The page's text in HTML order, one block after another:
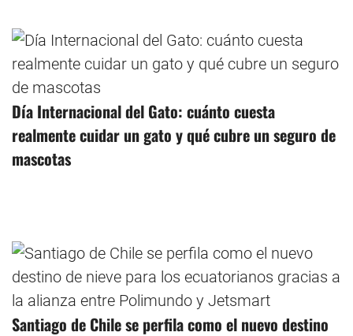
Día Internacional del Gato: cuánto cuesta
realmente cuidar un gato y qué cubre un seguro de
mascotas
Santiago de Chile se perfila como el nuevo destino